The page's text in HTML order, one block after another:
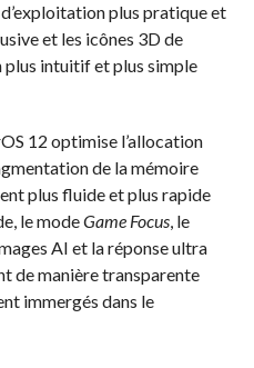
plus pratique et
et les icônes 3D de
intuitif et plus simple
12 optimise l’allocation
de la mémoire
plus fluide et plus rapide
le modeGame Focus, le
AI et la réponse ultra
de manière transparente
immergés dans le